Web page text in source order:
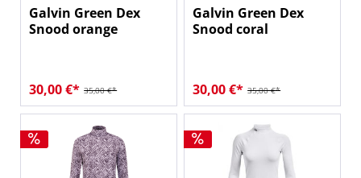
Galvin Green Dex
Snood orange
35,00 €*
30,00 €*
Galvin Green Dex
Snood coral
35,00 €*
30,00 €*